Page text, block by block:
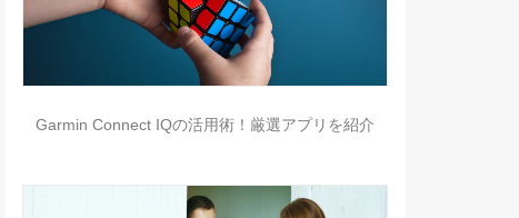
Garmin Connect IQの活用術！厳選アプリを紹介